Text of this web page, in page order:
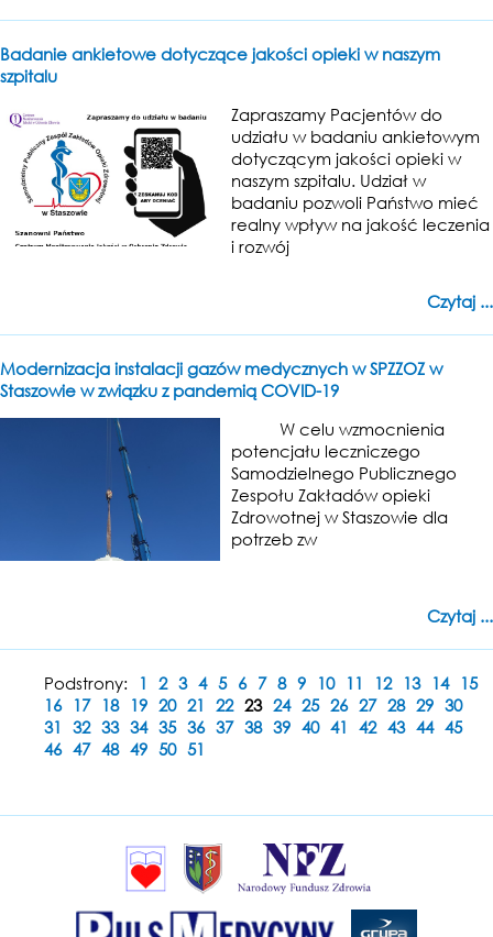
Badanie ankietowe dotyczące jakości opieki w naszym
szpitalu
Zapraszamy Pacjentów do
udziału w badaniu ankietowym
dotyczącym jakości opieki w
naszym szpitalu. Udział w
badaniu pozwoli Państwo mieć
realny wpływ na jakość leczenia
i rozwój
Czytaj ...
Modernizacja instalacji gazów medycznych w SPZZOZ w
Staszowie w związku z pandemią COVID-19
W celu wzmocnienia
potencjału leczniczego
Samodzielnego Publicznego
Zespołu Zakładów opieki
Zdrowotnej w Staszowie dla
potrzeb zw
Czytaj ...
Podstrony: 1 2 3 4 5 6 7 8 9 10 11 12 13 14 15
16 17 18 19 20 21 22 23 24 25 26 27 28 29 30
31 32 33 34 35 36 37 38 39 40 41 42 43 44 45
46 47 48 49 50 51